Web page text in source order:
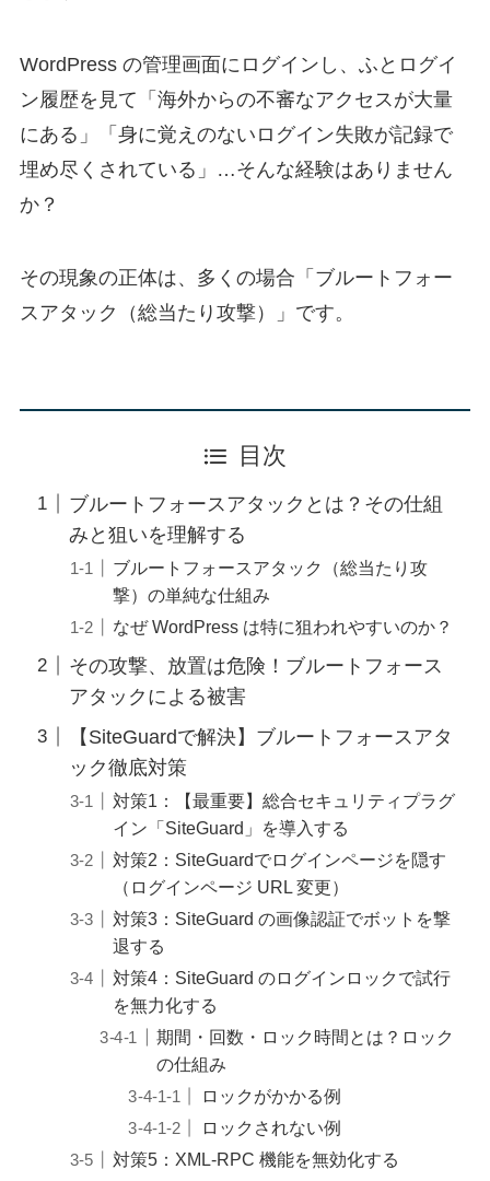
WordPress の管理画面にログインし、ふとログイ
ン履歴を見て「海外からの不審なアクセスが大量
にある」「身に覚えのないログイン失敗が記録で
埋め尽くされている」…そんな経験はありません
か？
その現象の正体は、多くの場合「ブルートフォー
スアタック（総当たり攻撃）」です。
目次
ブルートフォースアタックとは？その仕組
みと狙いを理解する
ブルートフォースアタック（総当たり攻
撃）の単純な仕組み
なぜ WordPress は特に狙われやすいのか？
その攻撃、放置は危険！ブルートフォース
アタックによる被害
【SiteGuardで解決】ブルートフォースアタ
ック徹底対策
対策1：【最重要】総合セキュリティプラグ
イン「SiteGuard」を導入する
対策2：SiteGuardでログインページを隠す
（ログインページ URL 変更）
対策3：SiteGuard の画像認証でボットを撃
退する
対策4：SiteGuard のログインロックで試行
を無力化する
期間・回数・ロック時間とは？ロック
の仕組み
ロックがかかる例
ロックされない例
対策5：XML-RPC 機能を無効化する